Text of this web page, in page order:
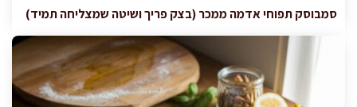
סמבוסק תפוחי אדמה ממכר (בצק פריך ושיטה שמצליחה תמיד)